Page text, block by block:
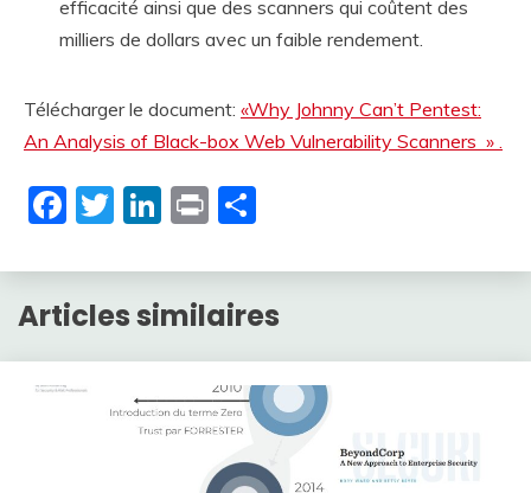
efficacité ainsi que des scanners qui coûtent des
milliers de dollars avec un faible rendement.
Télécharger le document: «Why Johnny Can’t Pentest:
An Analysis of Black-box Web Vulnerability Scanners » .
Facebook
Twitter
LinkedIn
Print
Articles similaires